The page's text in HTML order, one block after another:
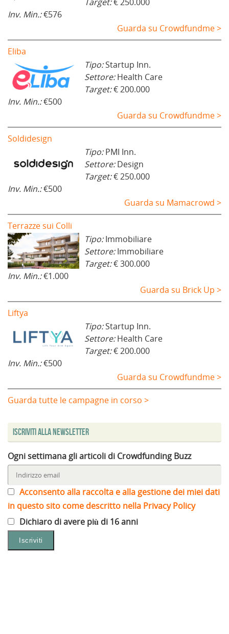
Inv. Min.:€576
Guarda su Crowdfundme >
Eliba
Tipo:Startup Inn.
Settore:Health Care
Target:€ 200.000
Inv. Min.:€500
Guarda su Crowdfundme >
Soldidesign
Tipo:PMI Inn.
Settore:Design
Target:€ 250.000
Inv. Min.:€500
Guarda su Mamacrowd >
Terrazze sui Colli
Tipo:Immobiliare
Settore:Immobiliare
Target:€ 300.000
Inv. Min.:€1.000
Guarda su Brick Up >
Liftya
Tipo:Startup Inn.
Settore:Health Care
Target:€ 200.000
Inv. Min.:€500
Guarda su Crowdfundme >
Guarda tutte le campagne in corso >
Iscriviti alla Newsletter
Ogni settimana gli articoli di Crowdfunding Buzz
Acconsento alla raccolta e alla gestione dei miei dati
in questo sito come descritto nella Privacy Policy
Dichiaro di avere più di 16 anni